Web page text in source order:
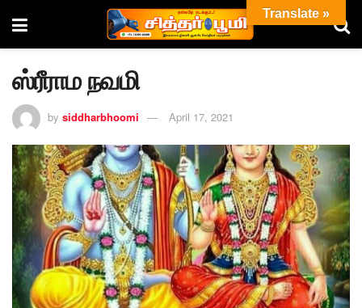
ஸ்ரீராம நவமி
by siddharbhoomi April 17, 2021
Translate »